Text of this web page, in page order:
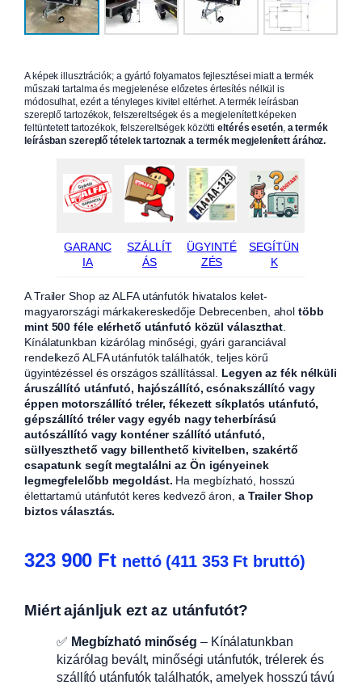
A képek illusztrációk; a gyártó folyamatos fejlesztései miatt a termék
műszaki tartalma és megjelenése előzetes értesítés nélkül is
módosulhat, ezért a tényleges kivitel eltérhet. A termék leírásban
szereplő tartozékok, felszereltségek és a megjelenített képeken
feltüntetett tartozékok, felszereltségek közöttieltérés esetén, a termék
leírásban szereplő tételek tartoznak a termék megjelenített árához.
GARANC
IA
SZÁLLÍT
ÁS
ÜGYINTÉ
ZÉS
SEGÍTÜN
K
A Trailer Shop az ALFA utánfutók hivatalos kelet-
magyarországi márkakereskedője Debrecenben, aholtöbb
mint 500 féle elérhető utánfutó közül választhat
Kínálatunkban kizárólag minőségi, gyári garanciával
rendelkező ALFA utánfutók találhatók, teljes körű
ügyintézéssel és országos szállítással. Legyen az fék nélküli
áruszállító utánfutó, hajószállító, csónakszállító vagy
éppen motorszállító tréler, fékezett síkplatós utánfutó,
gépszállító tréler vagy egyéb nagy teherbírású
autószállító vagy konténer szállító utánfutó,
süllyeszthető vagy billenthető kivitelben, szakértő
csapatunk segít megtalálni az Ön igényeinek
legmegfelelőbb megoldást. Ha megbízható, hosszú
élettartamú utánfutót keres kedvező áron, a Trailer Shop
biztos választás.
323 900 Ft nettó (411 353 Ft bruttó)
Miért ajánljuk ezt az utánfutót?
✅ Megbízható minőség – Kínálatunkban
kizárólag bevált, minőségi utánfutók, trélerek és
szállító utánfutók találhatók, amelyek hosszú távú